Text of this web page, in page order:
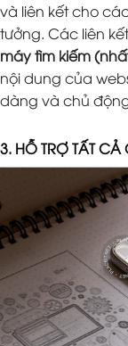
và liên kết cho
tưởng. Các liên
máy tìm kiếm
nội dung của
dàng và chủ
3. HỖ TRỢ TẤT